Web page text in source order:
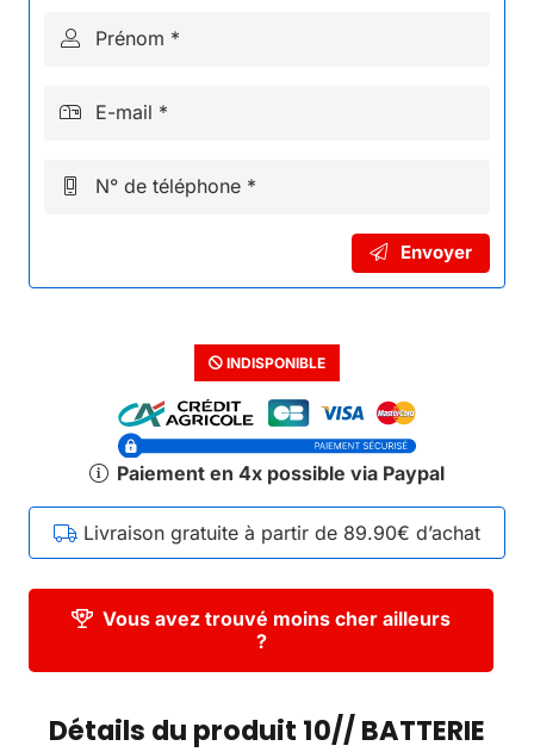
Prénom *
E-mail *
N° de téléphone *
Envoyer
INDISPONIBLE
Paiement en 4x possible via Paypal
Livraison gratuite à partir de 89.90€ d’achat
Vous avez trouvé moins cher ailleurs
?
Détails du produit 10// BATTERIE